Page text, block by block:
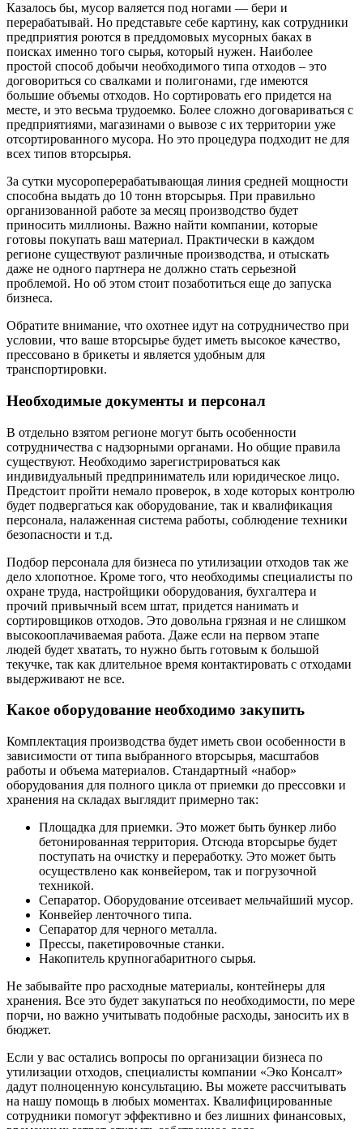
Казалось бы, мусор валяется под ногами — бери и
перерабатывай. Но представьте себе картину, как сотрудники
предприятия роются в преддомовых мусорных баках в
поисках именно того сырья, который нужен. Наиболее
простой способ добычи необходимого типа отходов – это
договориться со свалками и полигонами, где имеются
большие объемы отходов. Но сортировать его придется на
месте, и это весьма трудоемко. Более сложно договариваться с
предприятиями, магазинами о вывозе с их территории уже
отсортированного мусора. Но это процедура подходит не для
всех типов вторсырья.
За сутки мусороперерабатывающая линия средней мощности
способна выдать до 10 тонн вторсырья. При правильно
организованной работе за месяц производство будет
приносить миллионы. Важно найти компании, которые
готовы покупать ваш материал. Практически в каждом
регионе существуют различные производства, и отыскать
даже не одного партнера не должно стать серьезной
проблемой. Но об этом стоит позаботиться еще до запуска
бизнеса.
Обратите внимание, что охотнее идут на сотрудничество при
условии, что ваше вторсырье будет иметь высокое качество,
прессовано в брикеты и является удобным для
транспортировки.
Необходимые документы и персонал
В отдельно взятом регионе могут быть особенности
сотрудничества с надзорными органами. Но общие правила
существуют. Необходимо зарегистрироваться как
индивидуальный предприниматель или юридическое лицо.
Предстоит пройти немало проверок, в ходе которых контролю
будет подвергаться как оборудование, так и квалификация
персонала, налаженная система работы, соблюдение техники
безопасности и т.д.
Подбор персонала для бизнеса по утилизации отходов так же
дело хлопотное. Кроме того, что необходимы специалисты по
охране труда, настройщики оборудования, бухгалтера и
прочий привычный всем штат, придется нанимать и
сортировщиков отходов. Это довольна грязная и не слишком
высокооплачиваемая работа. Даже если на первом этапе
людей будет хватать, то нужно быть готовым к большой
текучке, так как длительное время контактировать с отходами
выдерживают не все.
Какое оборудование необходимо закупить
Комплектация производства будет иметь свои особенности в
зависимости от типа выбранного вторсырья, масштабов
работы и объема материалов. Стандартный «набор»
оборудования для полного цикла от приемки до прессовки и
хранения на складах выглядит примерно так:
Площадка для приемки. Это может быть бункер либо
бетонированная территория. Отсюда вторсырье будет
поступать на очистку и переработку. Это может быть
осуществлено как конвейером, так и погрузочной
техникой.
Сепаратор. Оборудование отсеивает мельчайший мусор.
Конвейер ленточного типа.
Сепаратор для черного металла.
Прессы, пакетировочные станки.
Накопитель крупногабаритного сырья.
Не забывайте про расходные материалы, контейнеры для
хранения. Все это будет закупаться по необходимости, по мере
порчи, но важно учитывать подобные расходы, заносить их в
бюджет.
Если у вас остались вопросы по организации бизнеса по
утилизации отходов, специалисты компании «Эко Консалт»
дадут полноценную консультацию. Вы можете рассчитывать
на нашу помощь в любых моментах. Квалифицированные
сотрудники помогут эффективно и без лишних финансовых,